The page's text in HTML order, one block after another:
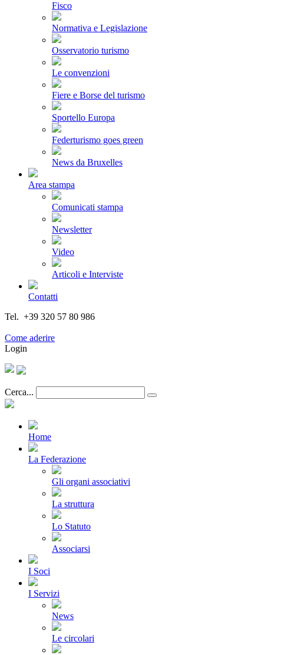
Fisco
Normativa e Legislazione
Osservatorio turismo
Le convenzioni
Fiere e Borse del turismo
Sportello Europa
Federturismo goes green
News da Bruxelles
Area stampa
Comunicati stampa
Newsletter
Video
Articoli e Interviste
Contatti
Tel. +39 320 57 80 986
Come aderire
Login
Cerca...
Home
La Federazione
Gli organi associativi
La struttura
Lo Statuto
Associarsi
I Soci
I Servizi
News
Le circolari